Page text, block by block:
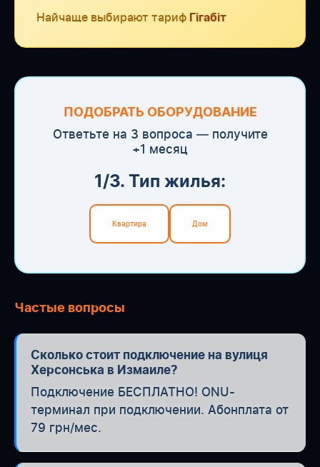
Найчаще выбирают тариф Гігабіт
ПОДОБРАТЬ ОБОРУДОВАНИЕ
Ответьте на 3 вопроса — получите
+1 месяц
1/3. Тип жилья:
Квартира Дом
Частые вопросы
Сколько стоит подключение на вулиця
Херсонська в Измаиле?
Подключение БЕСПЛАТНО! ONU-
терминал при подключении. Абонплата от
79 грн/мес.